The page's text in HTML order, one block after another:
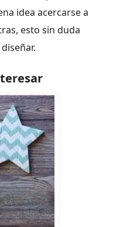
idea acercarse a
esto sin duda